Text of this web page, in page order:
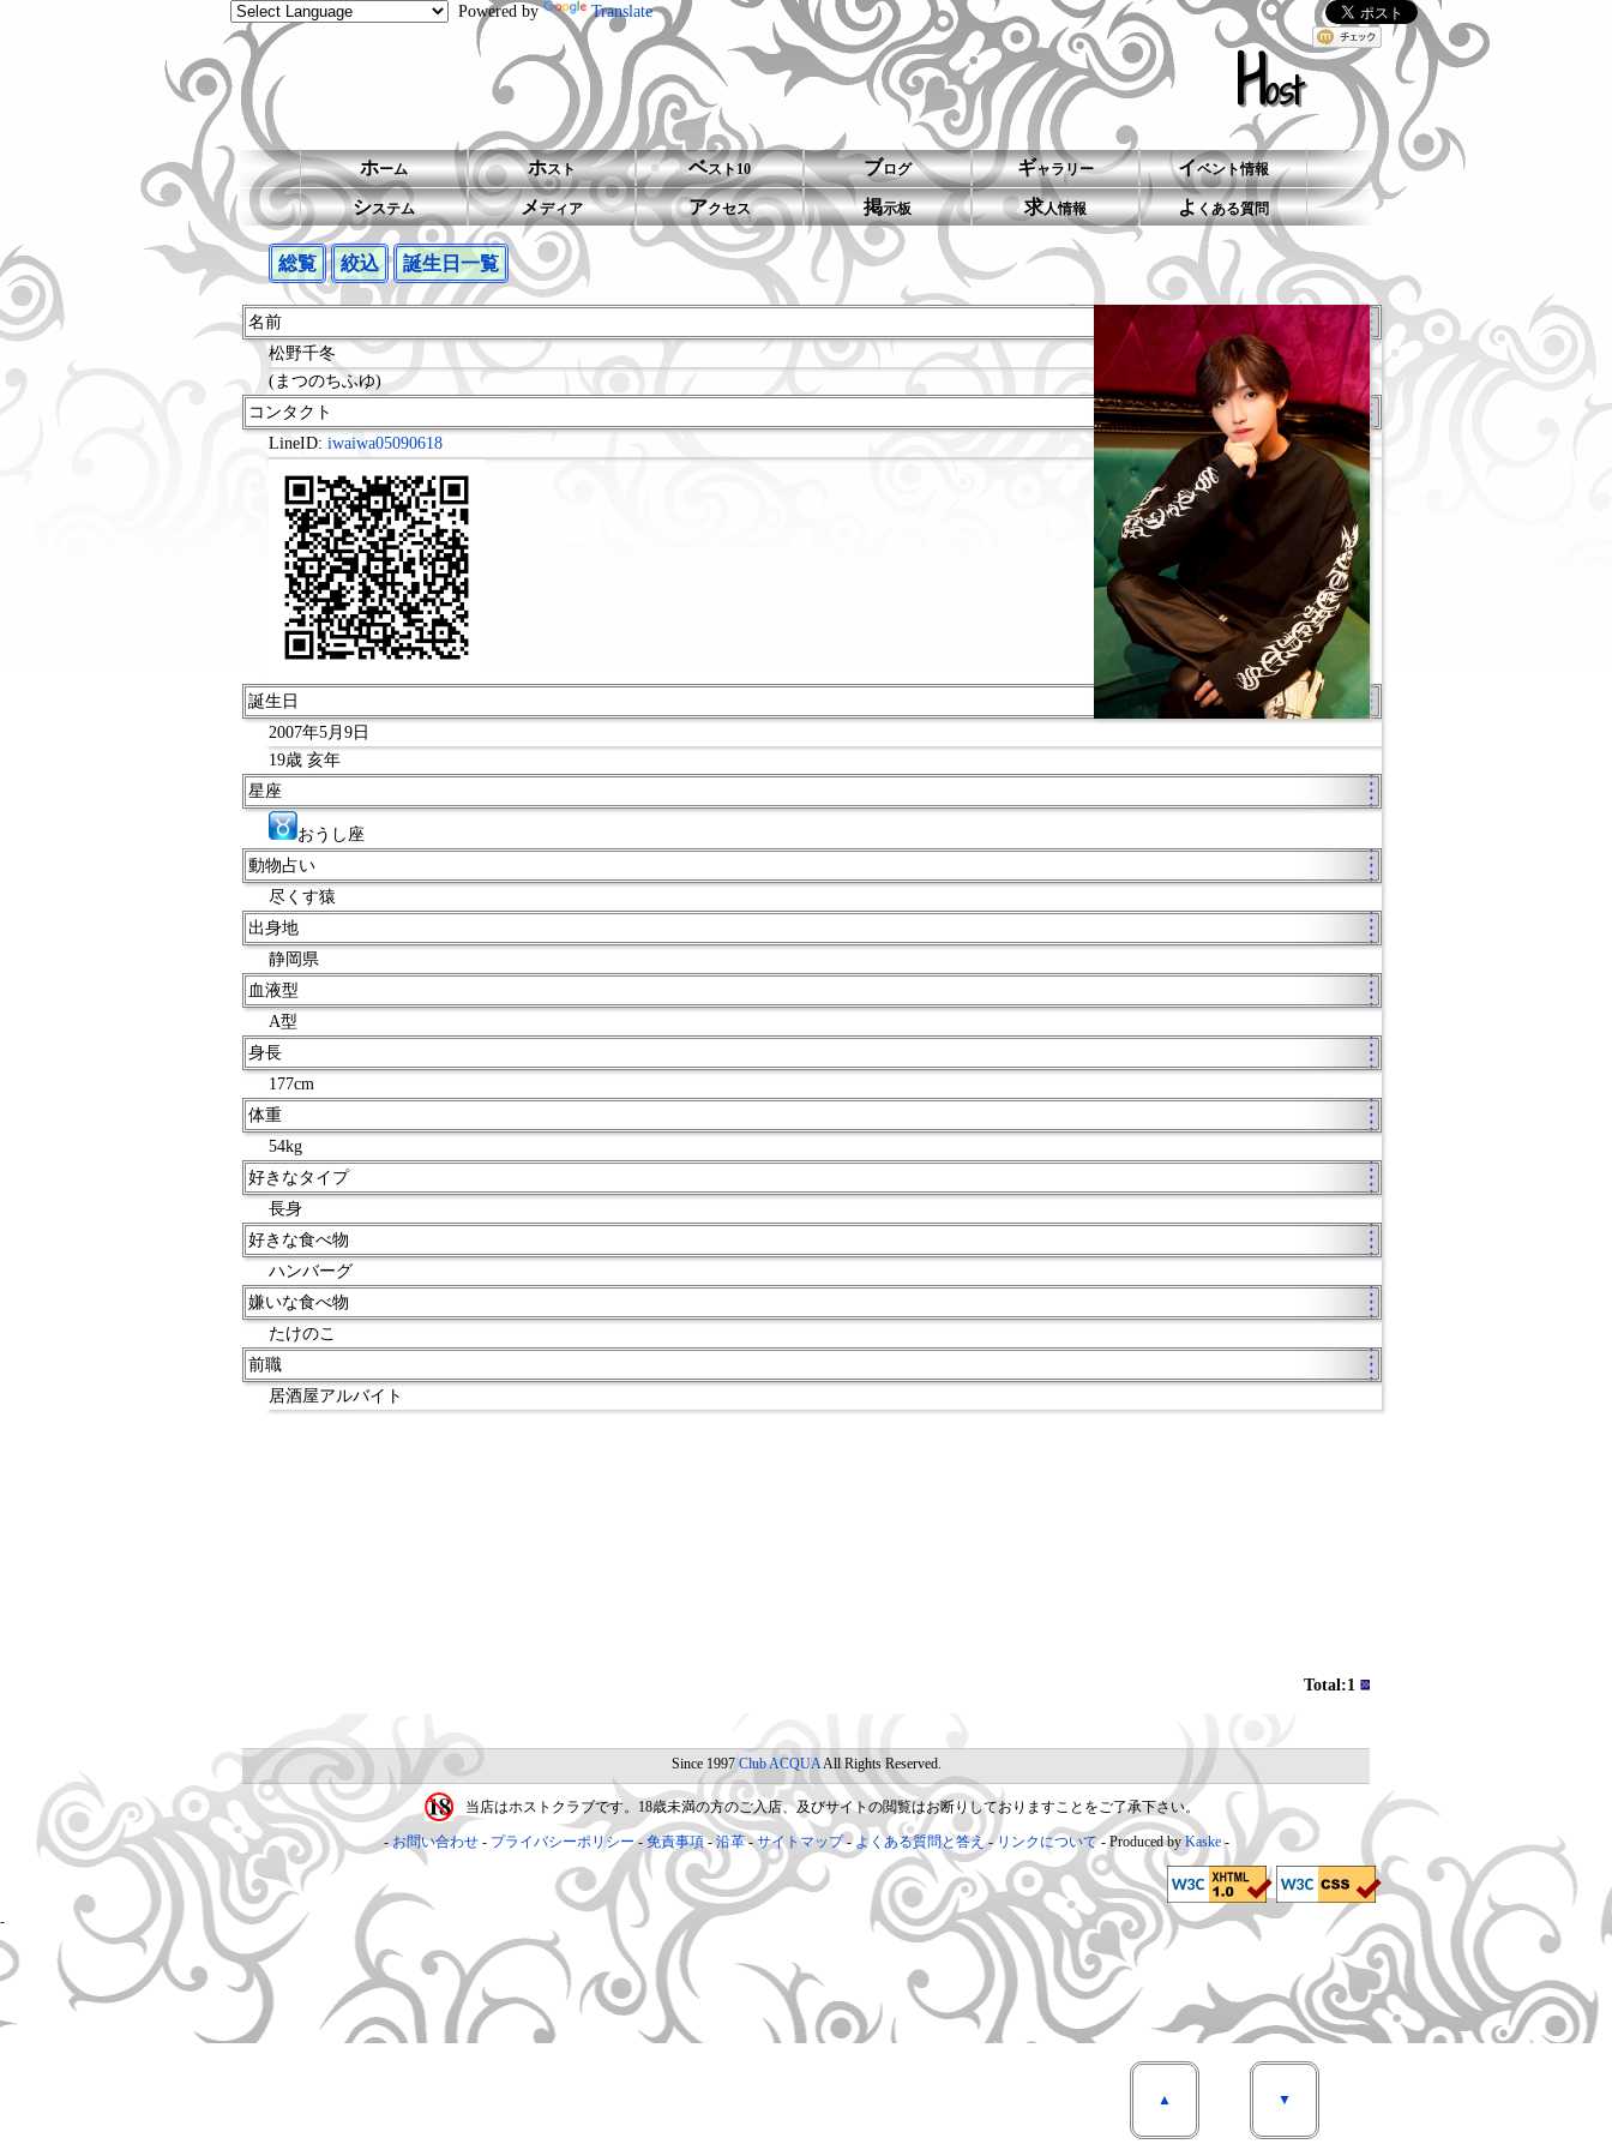
Host
ホーム ホスト ベスト10 ブログ ギャラリー イベント情報
システム メディア アクセス 掲示板 求人情報 よ くある質問
Powered by Translate
総覧 絞込 誕生日一覧
名前
松野千冬
(まつのちふゆ)
コンタクト
LineID: iwaiwa05090618
誕生日
2007年5月9日
19歳 亥年
星座
おうし座
動物占い
尽くす猿
出身地
静岡県
血液型
A型
身長
177cm
体重
54kg
好きなタイプ
長身
好きな食べ物
ハンバーグ
嫌いな食べ物
たけのこ
前職
居酒屋アルバイト
Total:1
Since 1997 Club ACQUAAll Rights Reserved.
当店はホストクラブです。18歳未満の方のご入店、及びサイトの閲覧はお断りしておりますことをご了承下さい。
お問い合わせ プライバシーポリシー 免責事項 沿革 サイトマップ よくある質問と答え リンクについて Produced by Kaske
-
▲ ▼